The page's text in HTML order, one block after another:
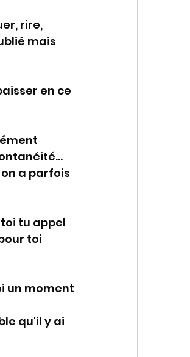
rire,
mais
en ce
a parfois
tu appel
toi
un moment
qu'il y ai